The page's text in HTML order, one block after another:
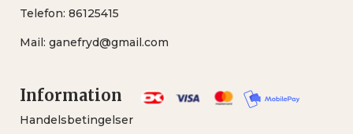
Telefon: 86125415
Mail: ganefryd@gmail.com
Information
Handelsbetingelser